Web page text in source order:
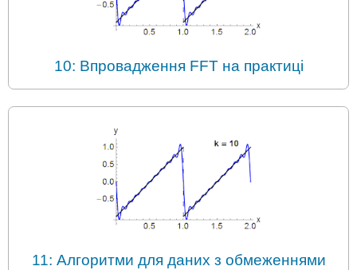
10: Впровадження FFT на практиці
11: Алгоритми для даних з обмеженнями